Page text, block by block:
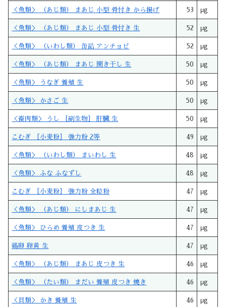
＜魚類＞ （あじ類） まあじ 小型 骨付き から揚げ 53 μg
＜魚類＞ （あじ類） まあじ 小型 骨付き 生 52 μg
＜魚類＞ （いわし類） 缶詰 アンチョビ 52 μg
＜魚類＞ （あじ類） まあじ 開き干し 生 50 μg
＜魚類＞ うなぎ 養殖 生 50 μg
＜魚類＞ かさご 生 50 μg
＜畜肉類＞ うし ［副生物］ 肝臓 生 50 μg
こむぎ ［小麦粉］ 強力粉 2等 49 μg
＜魚類＞ （いわし類） まいわし 生 48 μg
＜魚類＞ ふな ふなずし 48 μg
こむぎ ［小麦粉］ 強力粉 全粒粉 47 μg
＜魚類＞ （あじ類） にしまあじ 生 47 μg
＜魚類＞ ひらめ 養殖 皮つき 生 47 μg
鶏卵 卵黄 生 47 μg
＜魚類＞ （あじ類） まあじ 皮つき 生 46 μg
＜魚類＞ （たい類） まだい 養殖 皮つき 焼き 46 μg
＜貝類＞ かき 養殖 生 46 μg